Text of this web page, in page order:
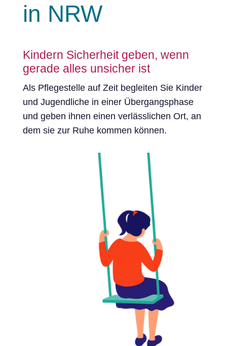
in NRW
Kindern Sicherheit geben, wenn
gerade alles unsicher ist
Als Pflegestelle auf Zeit begleiten Sie Kinder
und Jugendliche in einer Übergangsphase
und geben ihnen einen verlässlichen Ort, an
dem sie zur Ruhe kommen können.